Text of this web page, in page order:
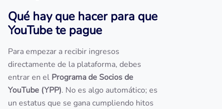
Qué hay que hacer para que
YouTube te pague
Para empezar a recibir ingresos
directamente de la plataforma, debes
entrar en el Programa de Socios de
YouTube (YPP). No es algo automático; es
un estatus que se gana cumpliendo hitos